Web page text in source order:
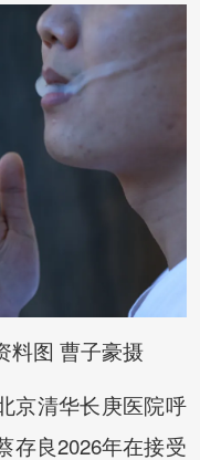
料图 曹子豪摄
京清华长庚医院呼
存良2026年在接受